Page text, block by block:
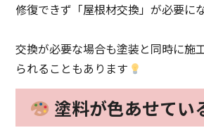
修復できず「屋根材交換」が必要に
交換が必要な場合も塗装と同時に施
られることもあります
塗料が色あせてい